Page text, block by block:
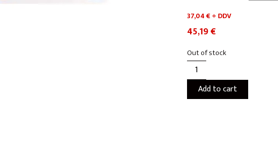
37,04€+ DDV
45,19€
Out of stock
Add to cart